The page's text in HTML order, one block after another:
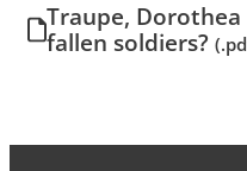
Traupe,
fallen soldiers?